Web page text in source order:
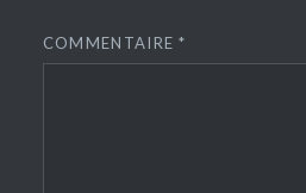
COMMENTAIRE*